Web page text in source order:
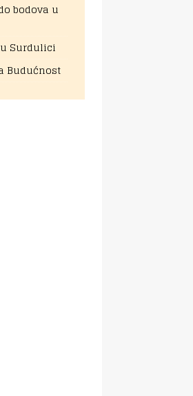
bodova u
Surdulici
Budućnost